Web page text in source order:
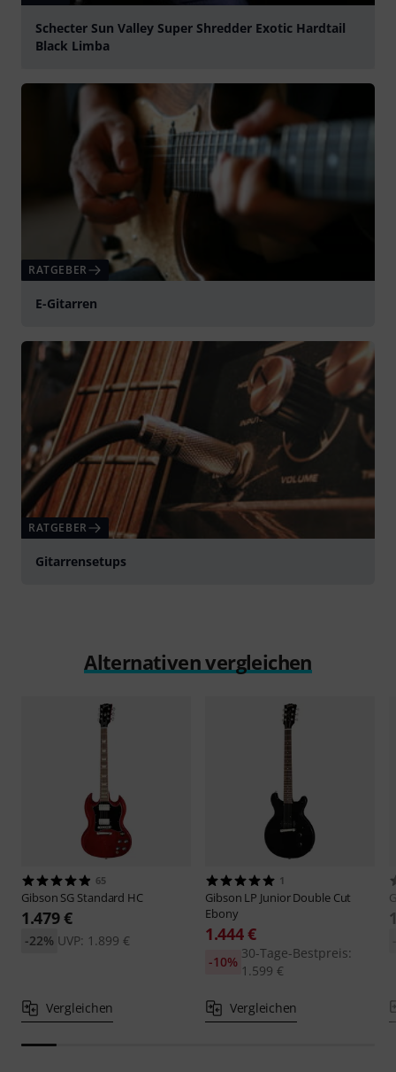
Schecter Sun Valley Super Shredder Exotic Hardtail
Black Limba
RATGEBER
E-Gitarren
RATGEBER
Gitarrensetups
Alternativen vergleichen
65
Gibson SG Standard HC
1.479 €
UVP: 1.899 €
-22%
Vergleichen
1
Gibson LP Junior Double Cut
Ebony
1.444 €
30-Tage-Bestpreis:
1.599 €
-10%
Vergleichen